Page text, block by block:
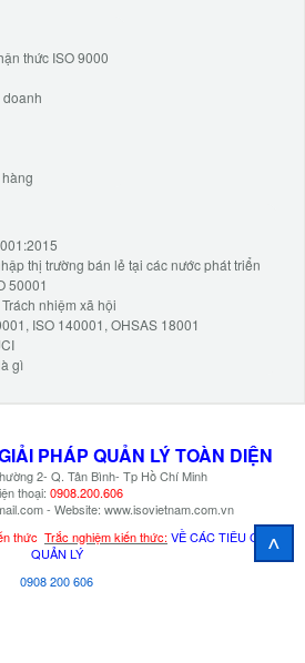
thức ISO 9000
thị trường bán lẻ tại các nước phát triển
50001
nhiệm xã hội
ISO 140001, OHSAS 18001
gì
PHÁP QUẢN LÝ TOÀN DIỆN
2- Q. Tân Bình- Tp Hồ Chí Minh
thoại: 0908.200.606
- Website: www.isovietnam.com.vn
thức Trắc nghiệm kiến thức: VỀ CÁC TIÊU CHUẨN
QUẢN LÝ
0908 200 606
^